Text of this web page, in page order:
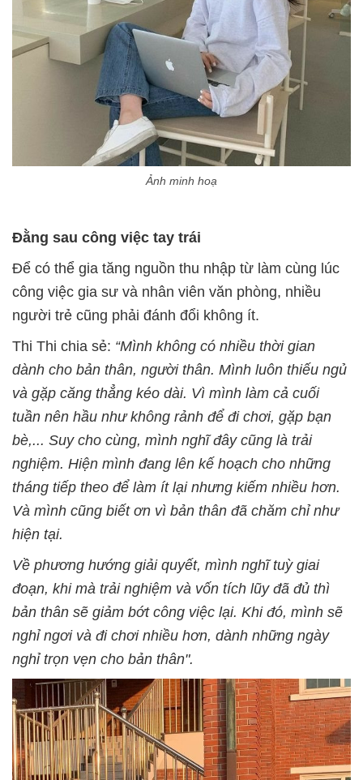
Ảnh minh hoạ
Đằng sau công việc tay trái
Để có thể gia tăng nguồn thu nhập từ làm cùng lúc
công việc gia sư và nhân viên văn phòng, nhiều
người trẻ cũng phải đánh đổi không ít.
Thi Thi chia sẻ: “Mình không có nhiều thời gian
dành cho bản thân, người thân. Mình luôn thiếu ngủ
và gặp căng thẳng kéo dài. Vì mình làm cả cuối
tuần nên hầu như không rảnh để đi chơi, gặp bạn
bè,... Suy cho cùng, mình nghĩ đây cũng là trải
nghiệm. Hiện mình đang lên kế hoạch cho những
tháng tiếp theo để làm ít lại nhưng kiếm nhiều hơn.
Và mình cũng biết ơn vì bản thân đã chăm chỉ như
hiện tại.
Về phương hướng giải quyết, mình nghĩ tuỳ giai
đoạn, khi mà trải nghiệm và vốn tích lũy đã đủ thì
bản thân sẽ giảm bớt công việc lại. Khi đó, mình sẽ
nghỉ ngơi và đi chơi nhiều hơn, dành những ngày
nghỉ trọn vẹn cho bản thân".